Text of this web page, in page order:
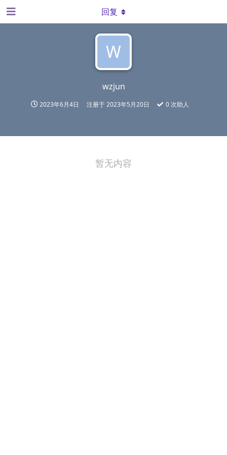
W
wzjun
2023年6月4日 注册于2023年5月20日 0次助人
回复
暂无内容